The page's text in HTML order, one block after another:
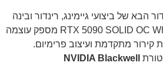
של ביצועי גיימינג, רינדור ובינה
מלאכותית – RTX 5090 SOLID OC White Edition מספק עוצמה
מתקדמת ועיצוב פרימיום.
NVIDIA Blackwell